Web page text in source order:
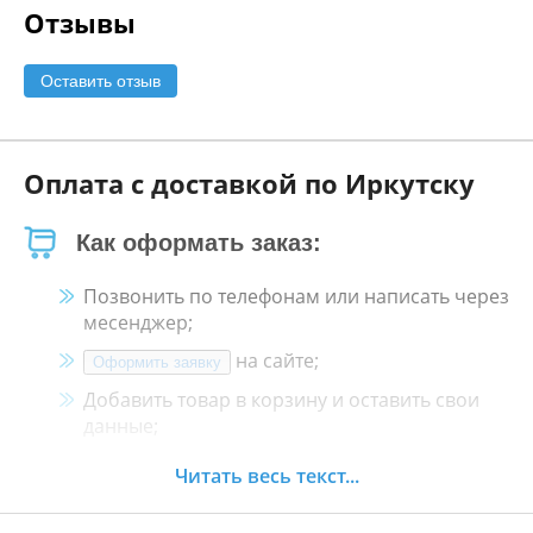
Отзывы
Оставить отзыв
Оплата с доставкой по Иркутску
Как оформать заказ:
Позвонить по телефонам или написать через
месенджер;
Оформить заявку
на сайте;
Добавить товар в корзину и оставить свои
данные;
Менеджер свяжется с Вами в течение 30
Читать весь текст...